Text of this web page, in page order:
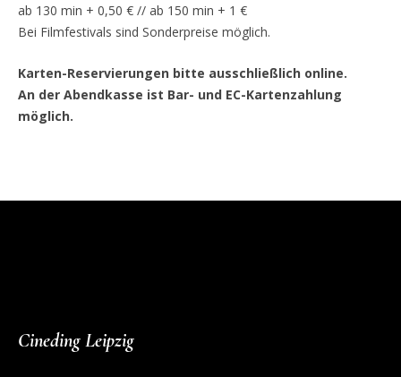
ab 130 min + 0,50 € // ab 150 min + 1 €
Bei Filmfestivals sind Sonderpreise möglich.
Karten-Reservierungen bitte ausschließlich online.
An der Abendkasse ist Bar- und EC-Kartenzahlung
möglich.
Cineding Leipzig